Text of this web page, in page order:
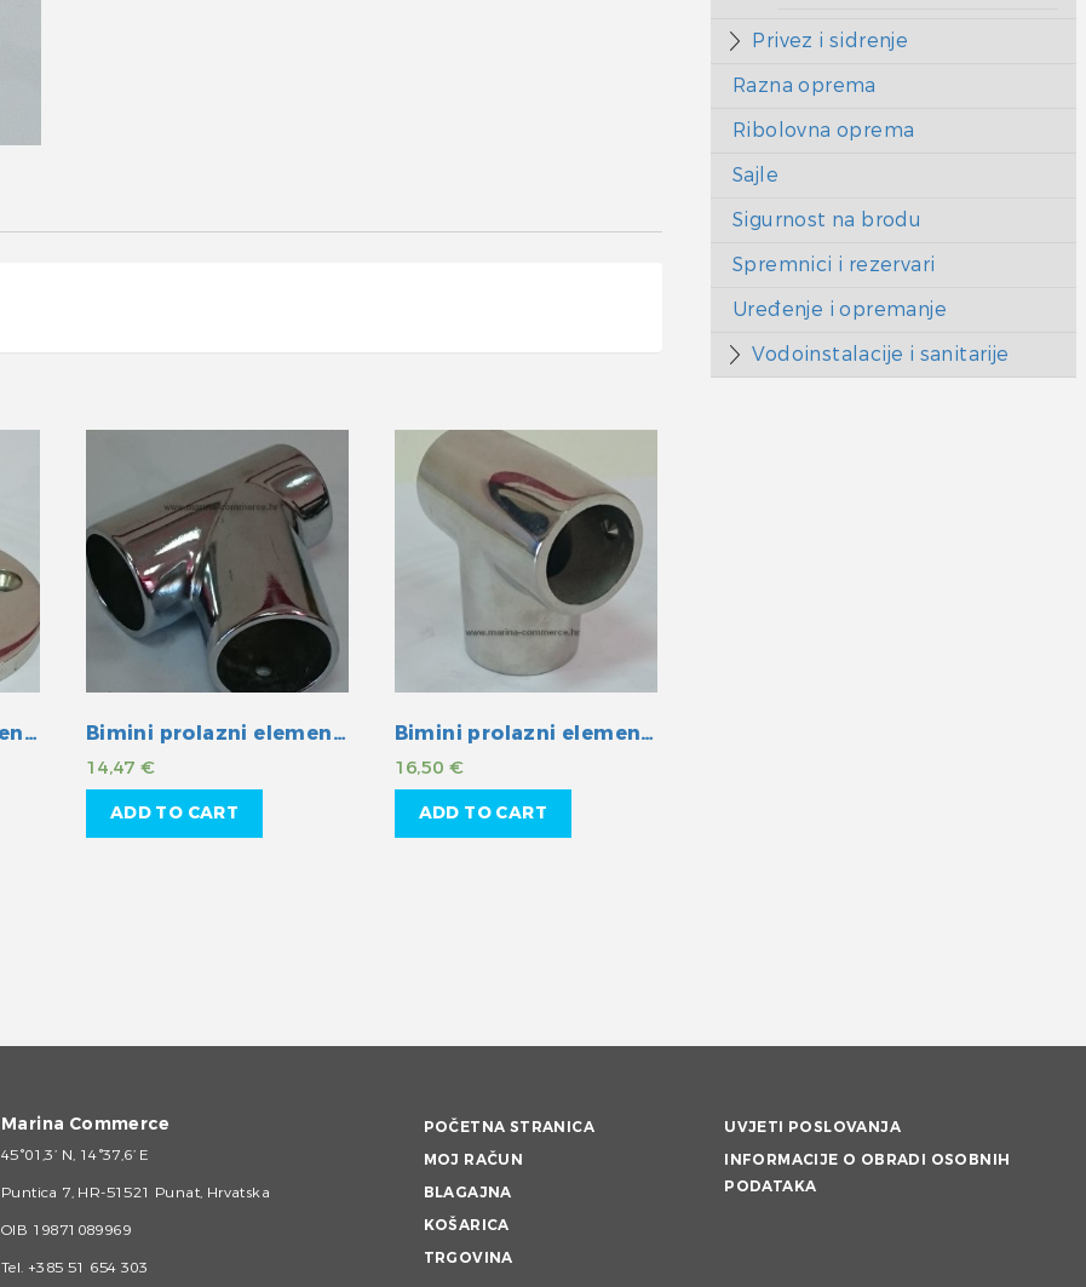
Bimini prolazni element INOX 25 mm Bimini prolazni element INOX 25 mm
14,47€
ADD TO CART
Bimini prolazni element INOX 25 mm
16,50 €
ADD TO CART
Privez i sidrenje
Razna oprema
Ribolovna oprema
Sajle
Sigurnost na brodu
Spremnici i rezervari
Uređenje i opremanje
Vodoinstalacije i sanitarije
Marina Commerce
45°01,3’ N, 14°37,6’ E
Puntica 7, HR-51521 Punat, Hrvatska
OIB 19871089969
Tel. +385 51 654 303
POČETNA STRANICA
MOJ RAČUN
BLAGAJNA
KOŠARICA
TRGOVINA
UVJETI POSLOVANJA
INFORMACIJE O OBRADI OSOBNIH
PODATAKA